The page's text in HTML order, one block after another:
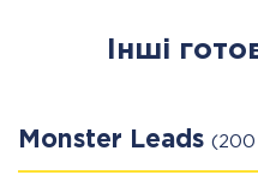
Інші
Monster Leads (200